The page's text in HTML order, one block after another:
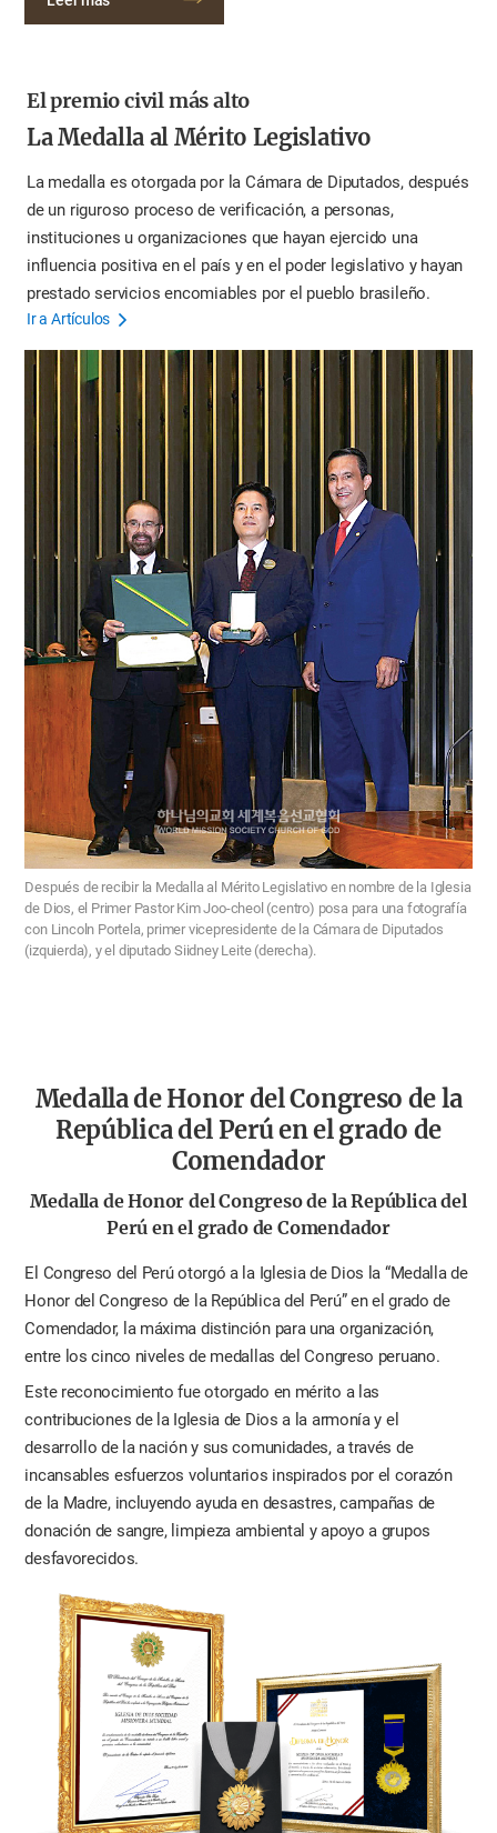
El premio civil más alto
La Medalla al Mérito Legislativo
La medalla es otorgada por la Cámara de Diputados, después
de un riguroso proceso de verificación, a personas,
instituciones u organizaciones que hayan ejercido una
influencia positiva en el país y en el poder legislativo y hayan
prestado servicios encomiables por el pueblo brasileño.
Ir a Artículos
Después de recibir la Medalla al Mérito Legislativo en nombre de la Iglesia
de Dios, el Primer Pastor Kim Joo-cheol (centro) posa para una fotografía
con Lincoln Portela, primer vicepresidente de la Cámara de Diputados
(izquierda), y el diputado Siidney Leite (derecha).
Medalla de Honor del Congreso de la
República del Perú en el grado de
Comendador
Medalla de Honor del Congreso de la República del
Perú en el grado de Comendador
El Congreso del Perú otorgó a la Iglesia de Dios la “Medalla de
Honor del Congreso de la República del Perú” en el grado de
Comendador, la máxima distinción para una organización,
entre los cinco niveles de medallas del Congreso peruano.
Este reconocimiento fue otorgado en mérito a las
contribuciones de la Iglesia de Dios a la armonía y el
desarrollo de la nación y sus comunidades, a través de
incansables esfuerzos voluntarios inspirados por el corazón
de la Madre, incluyendo ayuda en desastres, campañas de
donación de sangre, limpieza ambiental y apoyo a grupos
desfavorecidos.